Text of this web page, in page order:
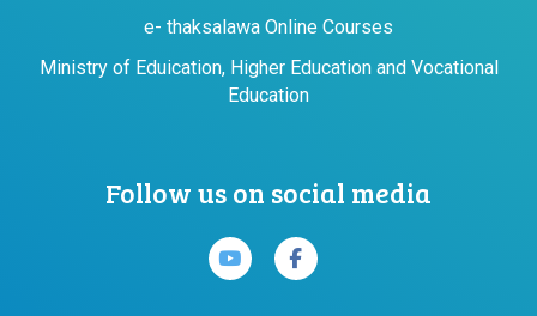
e- thaksalawa Online Courses
Ministry of Eduication, Higher Education and Vocational
Education
Follow us on social media